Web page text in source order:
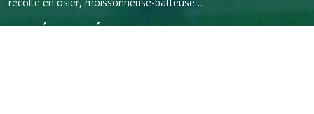
MATÉRIEL D’ÉLEVAGE